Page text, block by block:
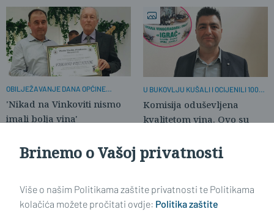
OBILJEŽAVANJE DANA OPĆINE
'Nikad na Vinkoviti nismo
imali bolja vina'
U BUKOVLJU KUŠALI I OCIJENILI 100
Komisija oduševljena
kvalitetom vina. Ovo su
Zašto Slavonija neprestano 'pada' na
ispitu 'Turizam'?
Brinemo o Vašoj privatnosti
Više o našim Politikama zaštite privatnosti te Politikama
kolačića možete pročitati ovdje: Politika zaštite